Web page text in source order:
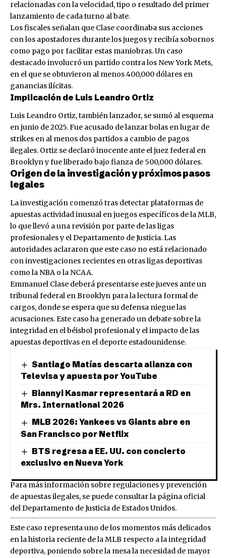
relacionadas con la velocidad, tipo o resultado del primer
lanzamiento de cada turno al bate.
Los fiscales señalan que Clase coordinaba sus acciones
con los apostadores durante los juegos y recibía sobornos
como pago por facilitar estas maniobras. Un caso
destacado involucró un partido contra los New York Mets,
en el que se obtuvieron al menos 400,000 dólares en
ganancias ilícitas.
Implicación de Luis Leandro Ortiz
Luis Leandro Ortiz, también lanzador, se sumó al esquema
en junio de 2025. Fue acusado de lanzar bolas en lugar de
strikes en al menos dos partidos a cambio de pagos
ilegales. Ortiz se declaró inocente ante el juez federal en
Brooklyn y fue liberado bajo fianza de 500,000 dólares.
Origen de la investigación y próximos pasos
legales
La investigación comenzó tras detectar plataformas de
apuestas actividad inusual en juegos específicos de la MLB,
lo que llevó a una revisión por parte de las ligas
profesionales y el Departamento de Justicia. Las
autoridades aclararon que este caso no está relacionado
con investigaciones recientes en otras ligas deportivas
como la NBA o la NCAA.
Emmanuel Clase deberá presentarse este jueves ante un
tribunal federal en Brooklyn para la lectura formal de
cargos, donde se espera que su defensa niegue las
acusaciones. Este caso ha generado un debate sobre la
integridad en el béisbol profesional y el impacto de las
apuestas deportivas en el deporte estadounidense.
Santiago Matías descarta alianza con
Televisa y apuesta por YouTube
Biannyi Kasmar representará a RD en
Mrs. International 2026
MLB 2026: Yankees vs Giants abre en
San Francisco por Netflix
BTS regresa a EE. UU. con concierto
exclusivo en Nueva York
Para más información sobre regulaciones y prevención
de apuestas ilegales, se puede consultar la página oficial
del Departamento de Justicia de Estados Unidos.
Este caso representa uno de los momentos más delicados
en la historia reciente de la MLB respecto a la integridad
deportiva, poniendo sobre la mesa la necesidad de mayor